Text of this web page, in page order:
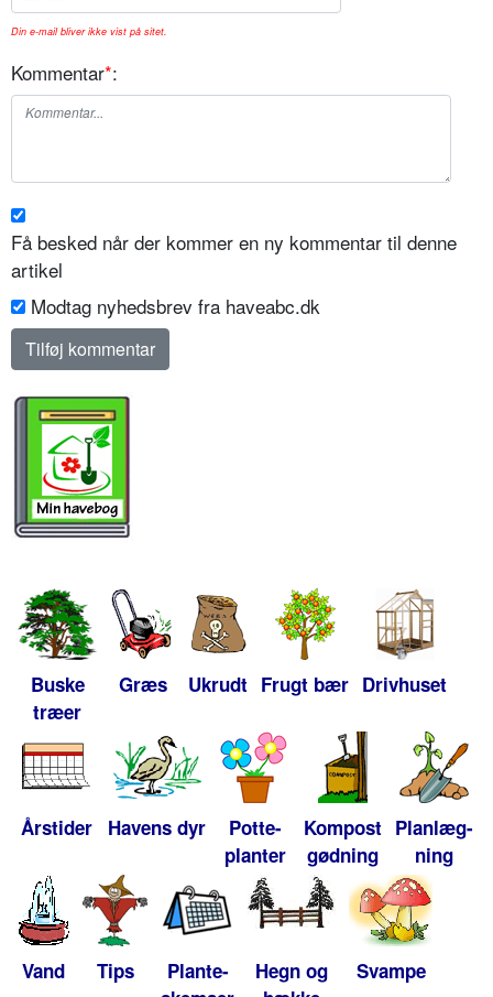
Din e-mail bliver ikke vist på sitet.
Kommentar*:
Få besked når der kommer en ny kommentar til denne
artikel
Modtag nyhedsbrev fra haveabc.dk
Buske
træer
Græs Ukrudt Frugt bær Drivhuset
Årstider Havens dyr
Potte-
planter
Kompost
gødning
Planlæg-
ning
Vand Tips
Plante-
Hegn og
Svampe